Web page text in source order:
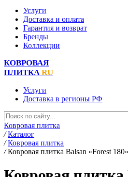
Услуги
Доставка и оплата
Гарантия и возврат
Бренды
Коллекции
КОВРОВАЯ
ПЛИТКА RU
Услуги
Доставка в регионы РФ
Ковровая плитка
/ Каталог
/ Ковровая плитка
/ Ковровая плитка Balsan «Forest 180»